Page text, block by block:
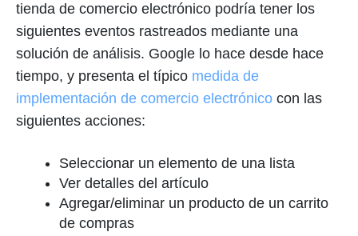
tienda de comercio electrónico podría tener los
siguientes eventos rastreados mediante una
solución de análisis. Google lo hace desde hace
tiempo, y presenta el típico medida de
implementación de comercio electrónico con las
siguientes acciones:
Seleccionar un elemento de una lista
Ver detalles del artículo
Agregar/eliminar un producto de un carrito
de compras